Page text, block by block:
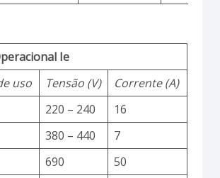
Ie
uso
Tensão (V)
Corrente (A)
220 – 240
16
380 – 440
7
690
50